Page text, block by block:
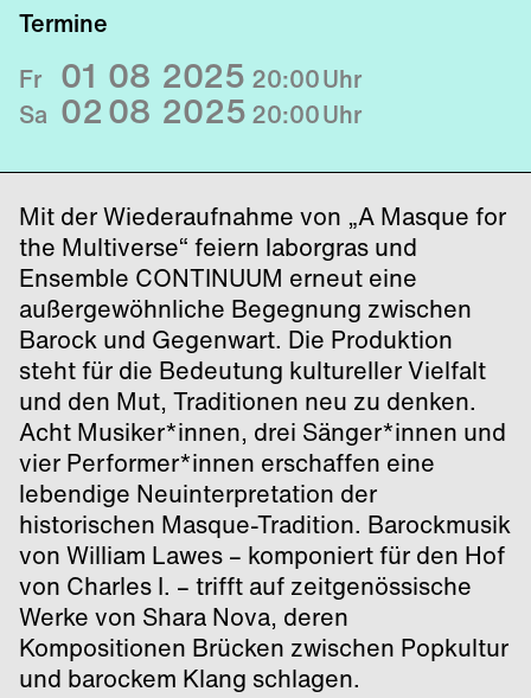
Termine
Fr 01 08 2025 20:00Uhr
Sa 0208 2025 20:00Uhr
Mit der Wiederaufnahme von „A Masque for
the Multiverse“ feiern laborgras und
Ensemble CONTINUUM erneut eine
außergewöhnliche Begegnung zwischen
Barock und Gegenwart. Die Produktion
steht für die Bedeutung kultureller Vielfalt
und den Mut, Traditionen neu zu denken.
Acht Musiker*innen, drei Sänger*innen und
vier Performer*innen erschaffen eine
lebendige Neuinterpretation der
historischen Masque-Tradition. Barockmusik
von William Lawes – komponiert für den Hof
von Charles I. – trifft auf zeitgenössische
Werke von Shara Nova, deren
Kompositionen Brücken zwischen Popkultur
und barockem Klang schlagen.